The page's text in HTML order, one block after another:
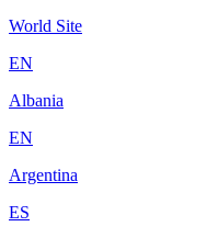
World Site
EN
Albania
EN
Argentina
ES